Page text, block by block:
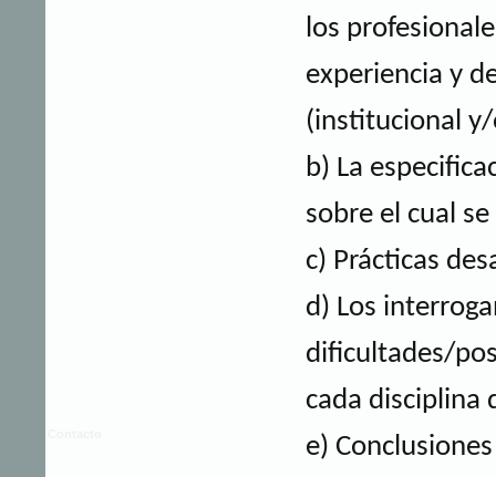
los
experiencia y
(institucional
b) La
sobre el cual
c) Prácticas
d) Los
dificultades/
cada disciplina
e)